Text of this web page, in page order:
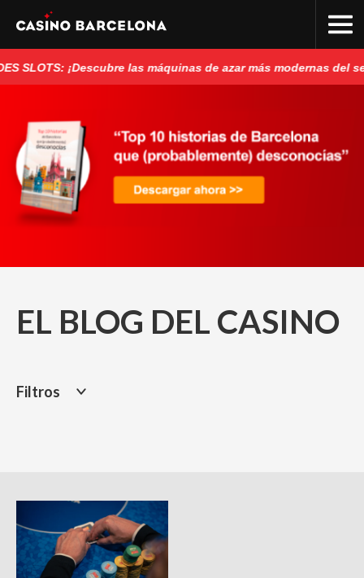
SLOTS: ¡Descubre las máquinas de azar más modernas del
EL BLOG DEL CASINO
Filtros